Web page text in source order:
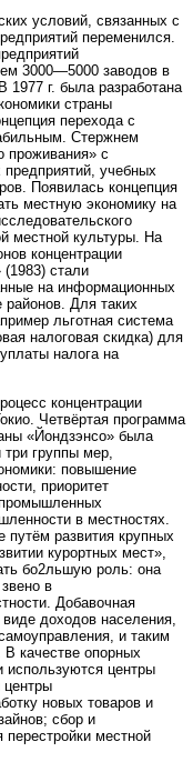
условий, связанных с
переменился.
3000—5000 заводов в
1977 г. была разработана
страны
перехода с
Стержнем
проживания» с
учебных
Появилась концепция
местную экономику на
местной культуры. На
концентрации
стали
на информационных
районов. Для таких
льготная система
налоговая скидка) для
налога на
концентрации
Четвёртая программа
«Йондзэнсо» была
группы мер,
повышение
приоритет
в местностях.
путём развития крупных
курортных мест»,
бо2льшую роль: она
в
Добавочная
доходов населения,
и таким
качестве опорных
используются центры
центры
новых товаров и
сбор и
местной